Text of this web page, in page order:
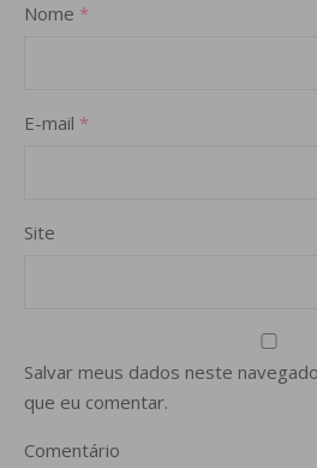
Nome *
E-mail *
Site
Salvar meus dados neste
que eu comentar.
Comentário